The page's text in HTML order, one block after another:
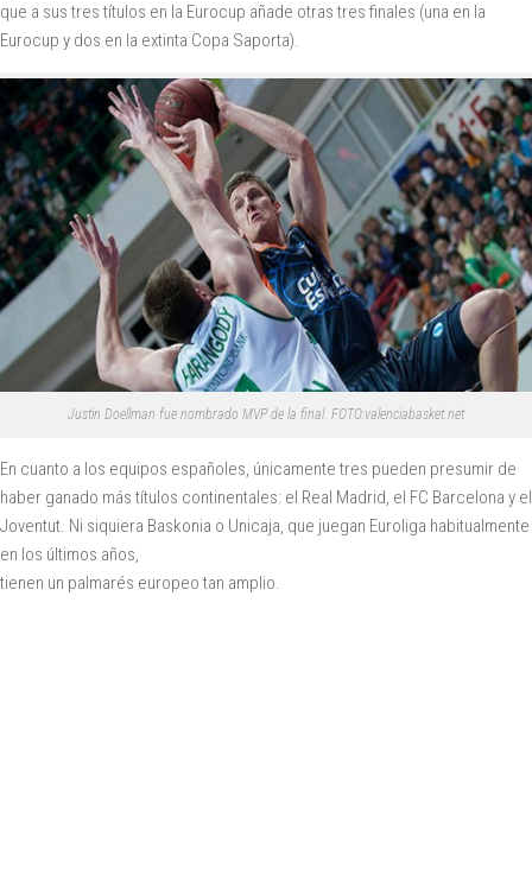
que a sus tres títulos en la Eurocup añade otras tres finales (una en la
Eurocup y dos en la extinta Copa Saporta).
Justin Doellman fue nombrado MVP de la final. FOTO:valenciabasket.net
En cuanto a los equipos españoles, únicamente tres pueden presumir de
haber ganado más títulos continentales: el Real Madrid, el FC Barcelona y el
Joventut. Ni siquiera Baskonia o Unicaja, que juegan Euroliga habitualmente
en los últimos años,
tienen un palmarés europeo tan amplio.